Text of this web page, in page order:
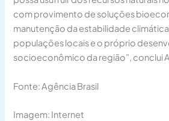
com provimento de soluções
manutenção da estabilidade
populações locais e o próprio
socioeconômico da região”, conclui
Fonte: Agência Brasil
Imagem: Internet